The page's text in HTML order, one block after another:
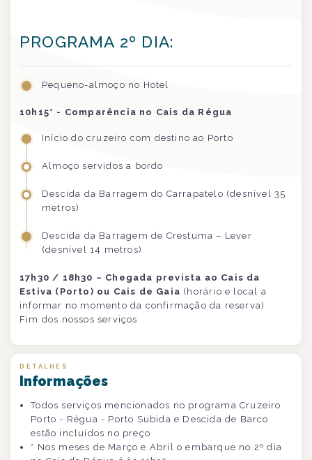
PROGRAMA 2º DIA:
Pequeno-almoço no Hotel
10h15* - Comparência no Cais da Régua
Início do cruzeiro com destino ao Porto
Almoço servidos a bordo
Descida da Barragem do Carrapatelo (desnível 35
metros)
Descida da Barragem de Crestuma – Lever
(desnível 14 metros)
17h30 / 18h30 – Chegada prevista ao Cais da
Estiva (Porto) ou Cais de Gaia (horário e local a
informar no momento da confirmação da reserva)
Fim dos nossos serviços
DETALHES
Informações
Todos serviços mencionados no programa Cruzeiro
Porto - Régua - Porto Subida e Descida de Barco
estão incluídos no preço
* Nos meses de Março e Abril o embarque no 2º dia